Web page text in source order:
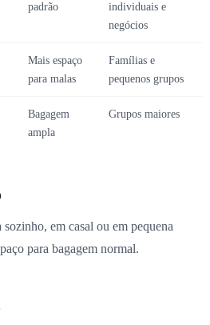
padrão
individuais e
negócios
Mais espaço
para malas
Famílias e
pequenos grupos
Bagagem
ampla
Grupos maiores
em casal ou em pequena
para bagagem normal.